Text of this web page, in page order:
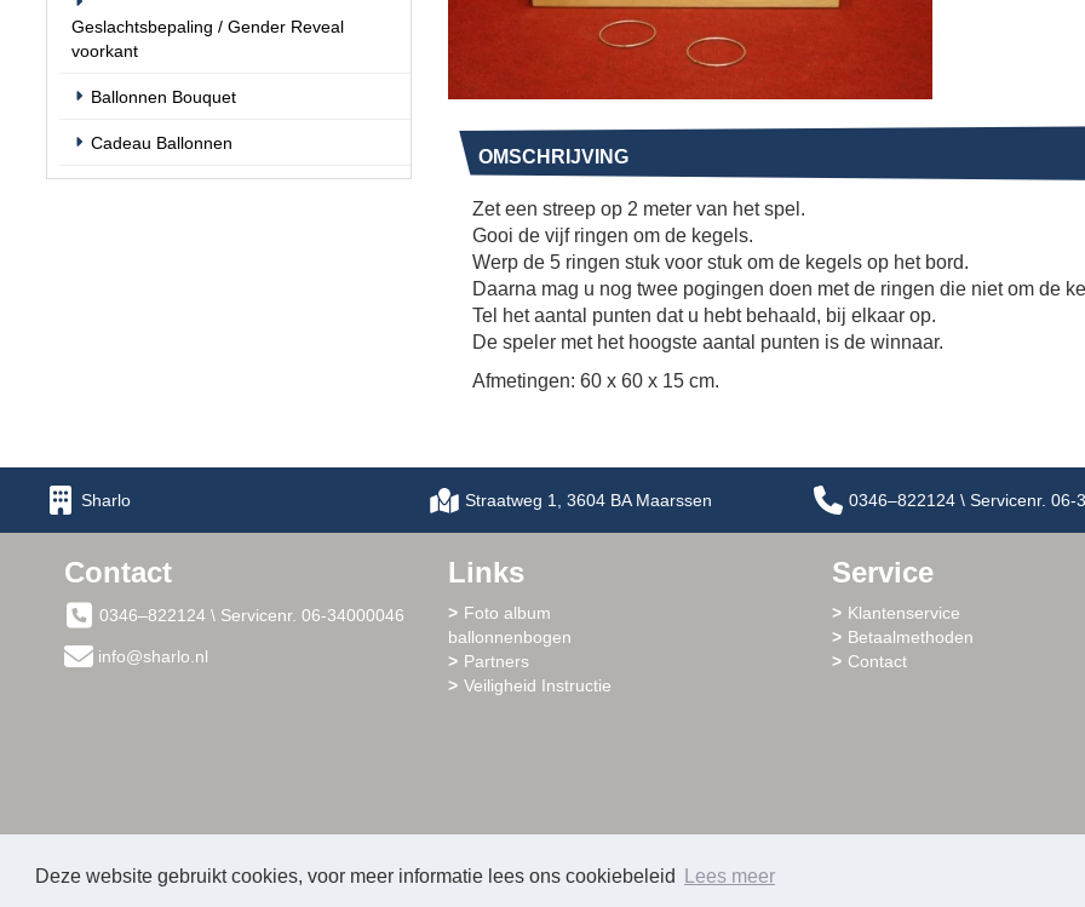
Deze website gebruikt cookies, voor meer informatie lees ons cookiebeleid Lees meer
Geslachtsbepaling / Gender Reveal
voorkant
Ballonnen Bouquet
Cadeau Ballonnen
OMSCHRIJVING
Zet een streep op 2 meter van het spel.
Gooi de vijf ringen om de kegels.
Werp de 5 ringen stuk voor stuk om de kegels op het bord.
Daarna mag u nog twee pogingen doen met de ringen die niet om de
Tel het aantal punten dat u hebt behaald, bij elkaar op.
De speler met het hoogste aantal punten is de winnaar.
Afmetingen: 60 x 60 x 15 cm.
Sharlo Straatweg 1, 3604 BA Maarssen 0346–822124 \ Servicenr. 06-
Contact
0346–822124 \ Servicenr. 06-34000046
info@sharlo.nl
Links
Foto album
ballonnenbogen
Partners
Veiligheid Instructie
Service
Klantenservice
Betaalmethoden
Contact